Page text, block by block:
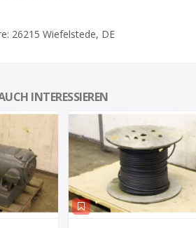
26215 Wiefelstede, DE
INTERESSIEREN